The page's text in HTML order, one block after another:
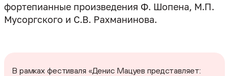
фортепианные произведения Ф. Шопена, М.П.
Мусоргского и С.В. Рахманинова.
В рамках фестиваля «Денис Мацуев представляет: